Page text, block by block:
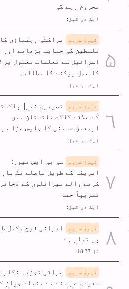
محروم رہے گی
ایک دن قبل:
نیوز سروس
مراکشی رہنماؤں کا
فلسطین کی حمایت بڑھانے اور
اسرائیل سے تعلقات معمول پر
کا عمل روکنے کا مطالبہ
ایک دن قبل:
نیوز سروس
تصویری خبر||
کے علاقے گلگت بلتستان میں
اربعین حسینی کا جلوس عزا بر
ایک دن قبل:
نیوز سروس
سی بی ایس نیوز:
امریکہ کے طویل فاصلے تک مار
کرنے والے میزائلوں کے ذخائر
تقریباً ختم
ایک دن قبل:
نیوز سروس
ایرانی فوج مکمل
پر تیار ہے
کل 18:37
نیوز سروس
عراقی تجزیہ نگار:
سعودی عرب نے بے بنیاد جواز